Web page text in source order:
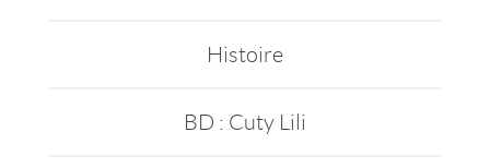
Histoire
BD : Cuty Lili